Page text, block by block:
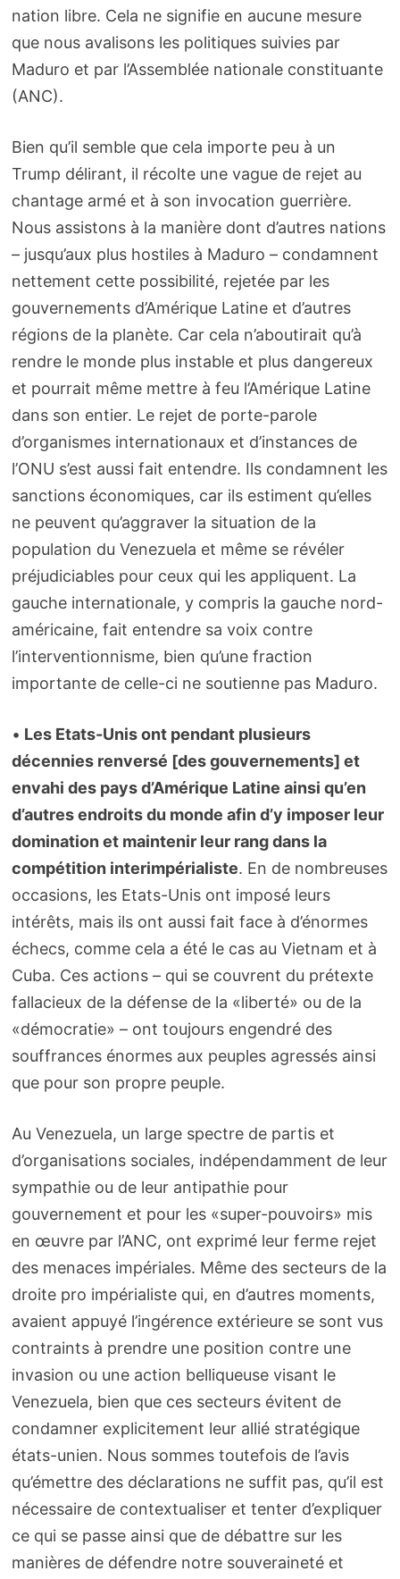
nation libre. Cela ne signifie en aucune mesure
que nous avalisons les politiques suivies par
Maduro et par l’Assemblée nationale constituante
(ANC).
Bien qu’il semble que cela importe peu à un
Trump délirant, il récolte une vague de rejet au
chantage armé et à son invocation guerrière.
Nous assistons à la manière dont d’autres nations
– jusqu’aux plus hostiles à Maduro – condamnent
nettement cette possibilité, rejetée par les
gouvernements d’Amérique Latine et d’autres
régions de la planète. Car cela n’aboutirait qu’à
rendre le monde plus instable et plus dangereux
et pourrait même mettre à feu l’Amérique Latine
dans son entier. Le rejet de porte-parole
d’organismes internationaux et d’instances de
l’ONU s’est aussi fait entendre. Ils condamnent les
sanctions économiques, car ils estiment qu’elles
ne peuvent qu’aggraver la situation de la
population du Venezuela et même se révéler
préjudiciables pour ceux qui les appliquent. La
gauche internationale, y compris la gauche nord-
américaine, fait entendre sa voix contre
l’interventionnisme, bien qu’une fraction
importante de celle-ci ne soutienne pas Maduro.
• Les Etats-Unis ont pendant plusieurs
décennies renversé [des gouvernements] et
envahi des pays d’Amérique Latine ainsi qu’en
d’autres endroits du monde afin d’y imposer leur
domination et maintenir leur rang dans la
compétition interimpérialiste. En de nombreuses
occasions, les Etats-Unis ont imposé leurs
intérêts, mais ils ont aussi fait face à d’énormes
échecs, comme cela a été le cas au Vietnam et à
Cuba. Ces actions – qui se couvrent du prétexte
fallacieux de la défense de la «liberté» ou de la
«démocratie» – ont toujours engendré des
souffrances énormes aux peuples agressés ainsi
que pour son propre peuple.
Au Venezuela, un large spectre de partis et
d’organisations sociales, indépendamment de leur
sympathie ou de leur antipathie pour
gouvernement et pour les «super-pouvoirs» mis
en œuvre par l’ANC, ont exprimé leur ferme rejet
des menaces impériales. Même des secteurs de la
droite pro impérialiste qui, en d’autres moments,
avaient appuyé l’ingérence extérieure se sont vus
contraints à prendre une position contre une
invasion ou une action belliqueuse visant le
Venezuela, bien que ces secteurs évitent de
condamner explicitement leur allié stratégique
états-unien. Nous sommes toutefois de l’avis
qu’émettre des déclarations ne suffit pas, qu’il est
nécessaire de contextualiser et tenter d’expliquer
ce qui se passe ainsi que de débattre sur les
manières de défendre notre souveraineté et